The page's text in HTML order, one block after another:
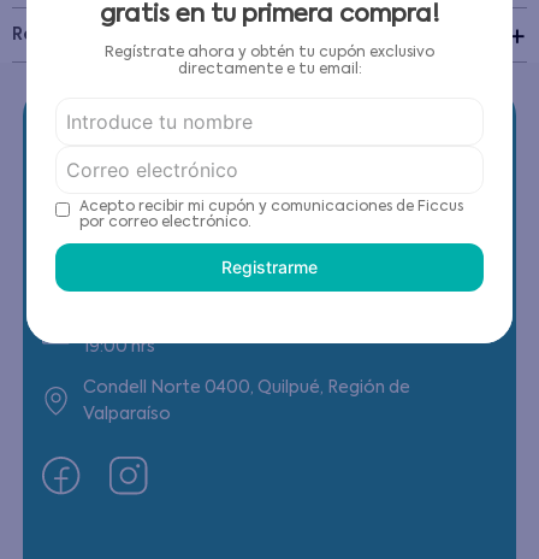
Recomendaciones de cuidado
Contáctanos
(22) 6178818 - Compras Internet
19:00 hrs
Condell Norte 0400, Quilpué, Región de
Valparaíso
gratis en tu primera compra!
Regístrate ahora y obtén tu cupón exclusivo
directamente e tu email:
Acepto recibir mi cupón y comunicaciones de Ficcus
por correo electrónico.
Registrarme